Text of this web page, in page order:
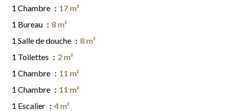
1 Chambre
17 m²
1 Bureau
8 m²
1 Salle de douche
8 m²
1 Toilettes
2 m²
1 Chambre
11 m²
1 Chambre
11 m²
1 Escalier
4 m²